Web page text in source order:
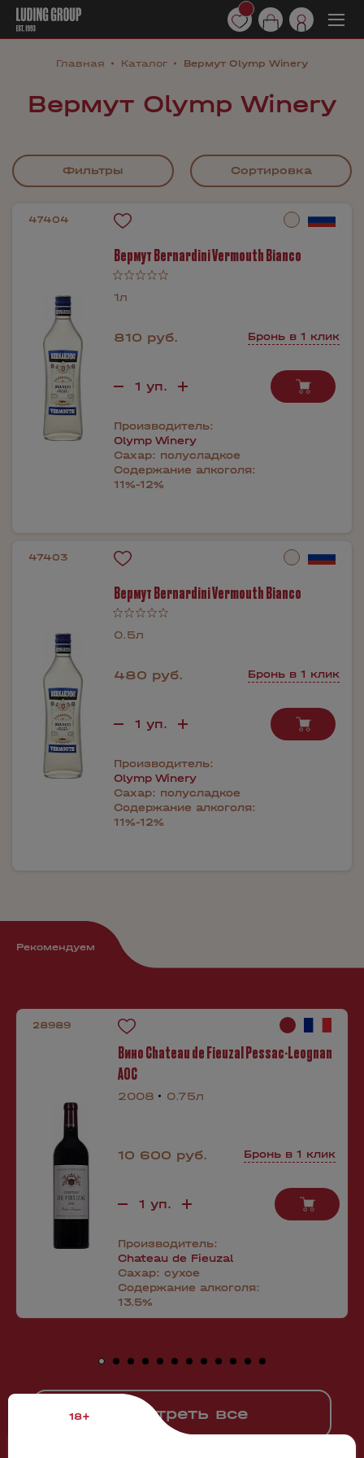
Главная Каталог Вермут Olymp Winery
Вермут Olymp Winery
Фильтры Сортировка
47404
Вермут Bernardini Vermouth Bianco
1л
810 руб. Бронь в 1 клик
Производитель:
Olymp Winery
Сахар: полусладкое
Содержание алкоголя:
11%-12%
47403
Вермут Bernardini Vermouth Bianco
0.5л
480 руб. Бронь в 1 клик
Производитель:
Olymp Winery
Сахар: полусладкое
Содержание алкоголя:
11%-12%
Рекомендуем
28989
Вино Chateau de Fieuzal Pessac-Leognan
AОC
2008 0.75л
10 600 руб. Бронь в 1 клик
Производитель:
Chateau de Fieuzal
Сахар: сухое
Содержание алкоголя:
13.5%
Смотреть все
18+